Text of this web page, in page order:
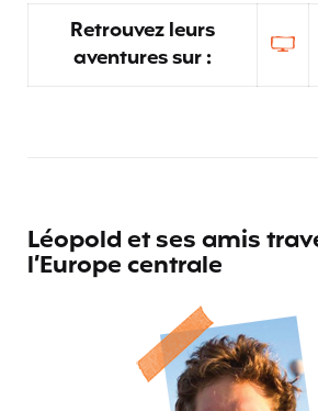
Retrouvez leurs
aventures sur :
Léopold et ses amis
l’Europe centrale